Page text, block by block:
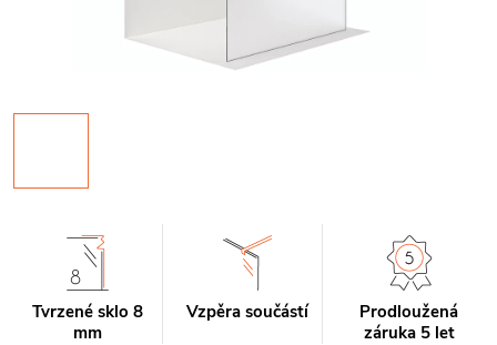
Tvrzené sklo 8
mm
Vzpěra součástí
Prodloužená
záruka 5 let